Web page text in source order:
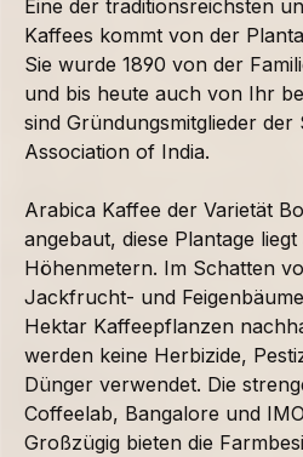
Eine der traditionsreichsten
Kaffees kommt von der
Sie wurde 1890 von der
und bis heute auch von Ihr
sind Gründungsmitglieder der
Association of India.
Arabica Kaffee der Varietät
angebaut, diese Plantage
Höhenmetern. Im Schatten
Jackfrucht- und
Hektar Kaffeepflanzen
werden keine Herbizide,
Dünger verwendet. Die
Coffeelab, Bangalore und
Großzügig bieten die